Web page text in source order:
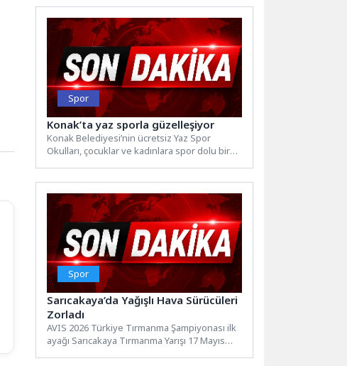
Spor
Konak’ta yaz sporla güzelleşiyor
Konak Belediyesi’nin ücretsiz Yaz Spor
Okulları, çocuklar ve kadınlara spor dolu bir
Spor
Sarıcakaya’da Yağışlı Hava Sürücüleri
Zorladı
AVIS 2026 Türkiye Tırmanma Şampiyonası ilk
ayağı Sarıcakaya Tırmanma Yarışı 17 Mayıs